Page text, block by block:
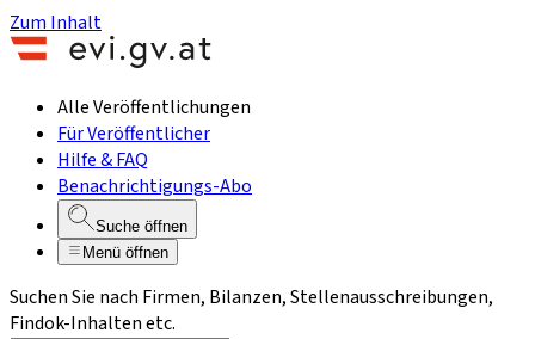
Zum Inhalt
Alle Veröffentlichungen
Für Veröffentlicher
Hilfe & FAQ
Benachrichtigungs-Abo
Suche öffnen
Menü öffnen
Suchen Sie nach Firmen, Bilanzen, Stellenausschreibungen,
Findok-Inhalten etc.